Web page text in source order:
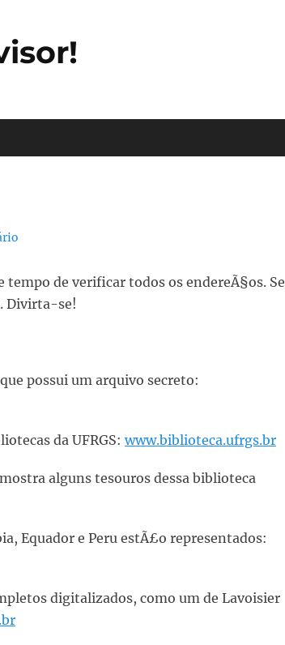
de verificar todos os endereÃ§os. Se
Divirta-se!
possui um arquivo secreto:
da UFRGS: www.biblioteca.ufrgs.br
alguns tesouros dessa biblioteca
Equador e Peru estÃ£o representados:
digitalizados, como um de Lavoisier